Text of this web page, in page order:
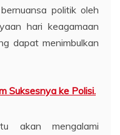
politik oleh
hari keagamaan
dapat menimbulkan
Suksesnya ke Polisi.
akan mengalami